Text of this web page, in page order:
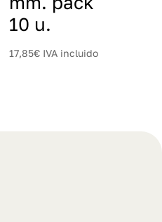
10 u.
17,85€ IVA incluido